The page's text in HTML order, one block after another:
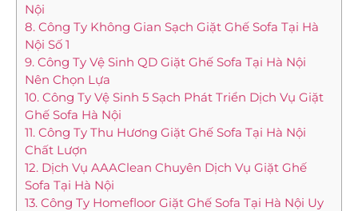
Nội
8. Công Ty Không Gian Sạch Giặt Ghế Sofa Tại Hà
Nội Số 1
9. Công Ty Vệ Sinh QD Giặt Ghế Sofa Tại Hà Nội
Nên Chọn Lựa
10. Công Ty Vệ Sinh 5 Sạch Phát Triển Dịch Vụ Giặt
Ghế Sofa Hà Nội
11. Công Ty Thu Hương Giặt Ghế Sofa Tại Hà Nội
Chất Lượn
12. Dịch Vụ AAAClean Chuyên Dịch Vụ Giặt Ghế
Sofa Tại Hà Nội
13. Công Ty Homefloor Giặt Ghế Sofa Tại Hà Nội Uy